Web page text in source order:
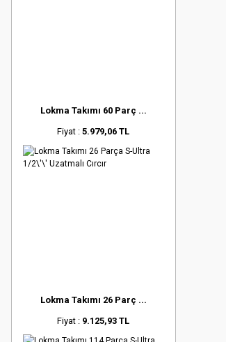
Lokma Takımı 60 Parç ...
Fiyat :5.979,06 TL
Lokma Takımı 26 Parç ...
Fiyat : 9.125,93 TL